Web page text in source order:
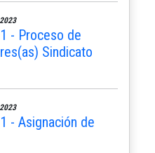
- Proceso de
Sindicato
- Asignación de